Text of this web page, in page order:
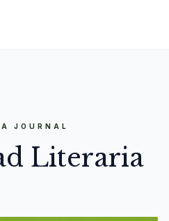
JOURNAL
Literaria